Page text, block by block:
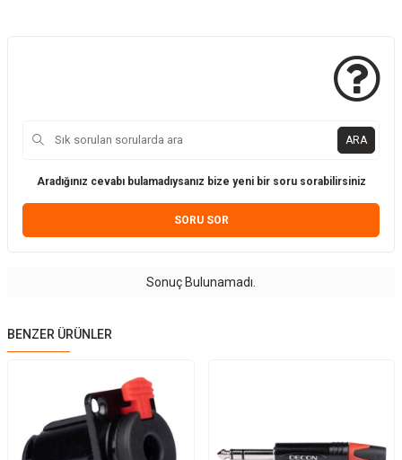
ARA
Aradığınız cevabı bulamadıysanız bize yeni bir soru sorabilirsiniz
SORU SOR
Sonuç Bulunamadı.
BENZER ÜRÜNLER